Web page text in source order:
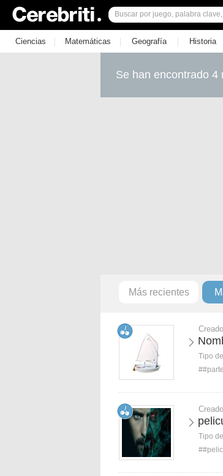
Ciencias | Matemáticas | Geografía | Historia
Se han encontrado 4
Más recientes
Tipo
Tipo